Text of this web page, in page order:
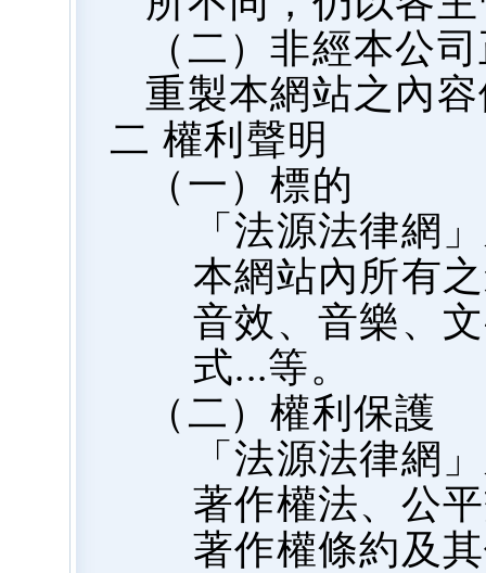
（二）非經本公
重製本網站之內
二 權利聲明
（一）標的
「法源法律網
本網站內所有
音效、音樂、
式...等。
（二）權利保護
「法源法律網
著作權法、公
著作權條約及